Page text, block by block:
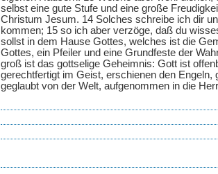
selbst eine gute Stufe und eine große
Christum Jesum. 14 Solches schreibe ich dir
kommen; 15 so ich aber verzöge, daß du
sollst in dem Hause Gottes, welches ist die
Gottes, ein Pfeiler und eine Grundfeste der
groß ist das gottselige Geheimnis: Gott ist
gerechtfertigt im Geist, erschienen den Engeln,
geglaubt von der Welt, aufgenommen in die